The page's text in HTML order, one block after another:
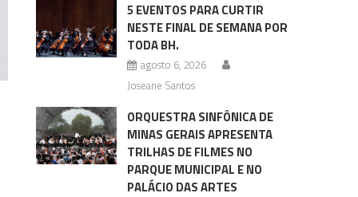
5 EVENTOS PARA CURTIR
NESTE FINAL DE SEMANA POR
TODA BH.
agosto 6, 2026
Joseane Santos
ORQUESTRA SINFÔNICA DE
MINAS GERAIS APRESENTA
TRILHAS DE FILMES NO
PARQUE MUNICIPAL E NO
PALÁCIO DAS ARTES